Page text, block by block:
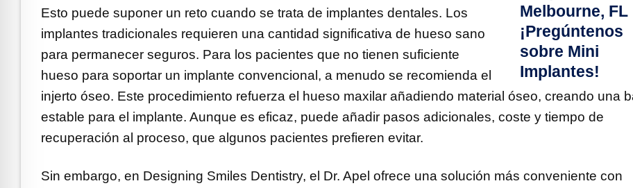
Esto puede suponer un reto cuando se trata de implantes dentales. Los
implantes tradicionales requieren una cantidad significativa de hueso sano
para permanecer seguros. Para los pacientes que no tienen suficiente
hueso para soportar un implante convencional, a menudo se recomienda el
injerto óseo. Este procedimiento refuerza el hueso maxilar añadiendo material óseo, creando una
estable para el implante. Aunque es eficaz, puede añadir pasos adicionales, coste y tiempo de
recuperación al proceso, que algunos pacientes prefieren evitar.
Sin embargo, en Designing Smiles Dentistry, el Dr. Apel ofrece una solución más conveniente con